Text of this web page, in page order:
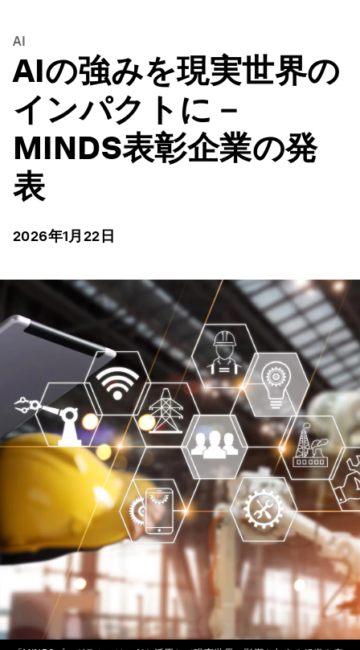
AI
AIの強みを現実世界の
インパクトに－
MINDS表彰企業の発
表
2026年1月22日